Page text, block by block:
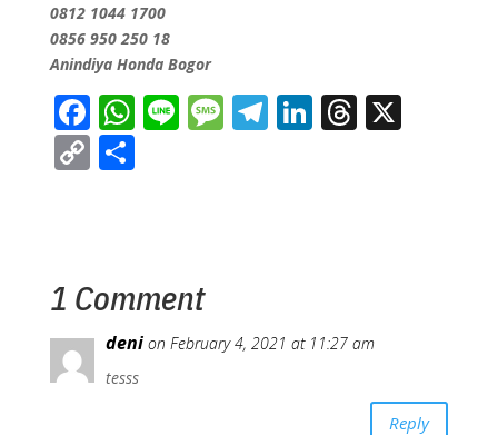
0812 1044 1700
0856 950 250 18
Anindiya Honda Bogor
F
a
ce
o
k
W
h
at
p
Li M TeLi T X
C
Li
n
k
S
1 Comment
deni on February 4, 2021 at 11:27 am
tesss
Reply